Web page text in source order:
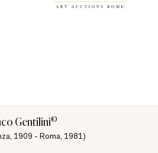
Gentilini©
1909 - Roma, 1981)